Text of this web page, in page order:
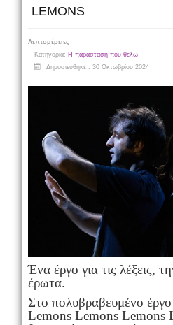
LEMONS
Λεπτομέρειες
Κατηγορία: Η παράσταση που θέλω
Δημοσιεύθηκε : 30 Οκτωβρίου 2024
Ένα έργο για τις λέξεις,
έρωτα.
Στο πολυβραβευμένο
Lemons Lemons Lemons